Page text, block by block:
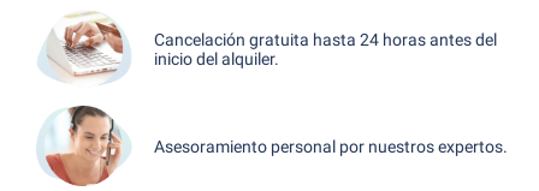
Cancelación gratuita hasta 24 horas antes del
inicio del alquiler.
Asesoramiento personal por nuestros expertos.